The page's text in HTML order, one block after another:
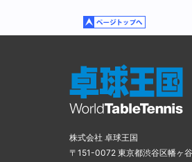
株式会社 卓球王国
〒151-0072 東京都渋谷区幡ヶ